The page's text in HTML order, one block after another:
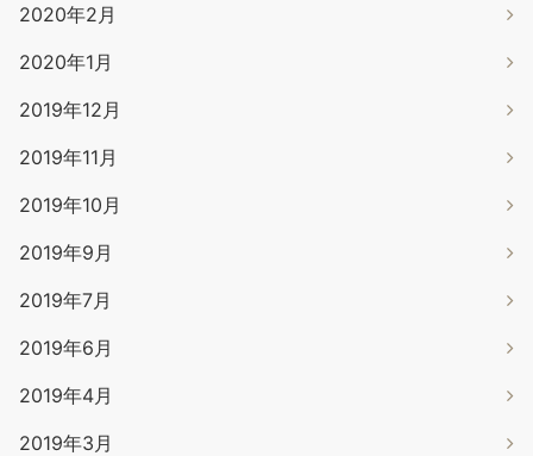
2020年2月
2020年1月
2019年12月
2019年11月
2019年10月
2019年9月
2019年7月
2019年6月
2019年4月
2019年3月